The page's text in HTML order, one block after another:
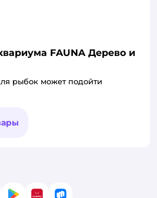
FAUNA Дерево и
рыбок может подойти